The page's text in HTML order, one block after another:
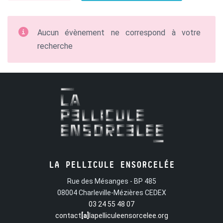
Aucun évènement ne correspond à votre
recherche
LA PELLICULE ENSORCELÉE
Rue des Mésanges - BP 485
08004 Charleville-Mézières CEDEX
03 24 55 48 07
contact [a] lapelliculeensorcelee.org